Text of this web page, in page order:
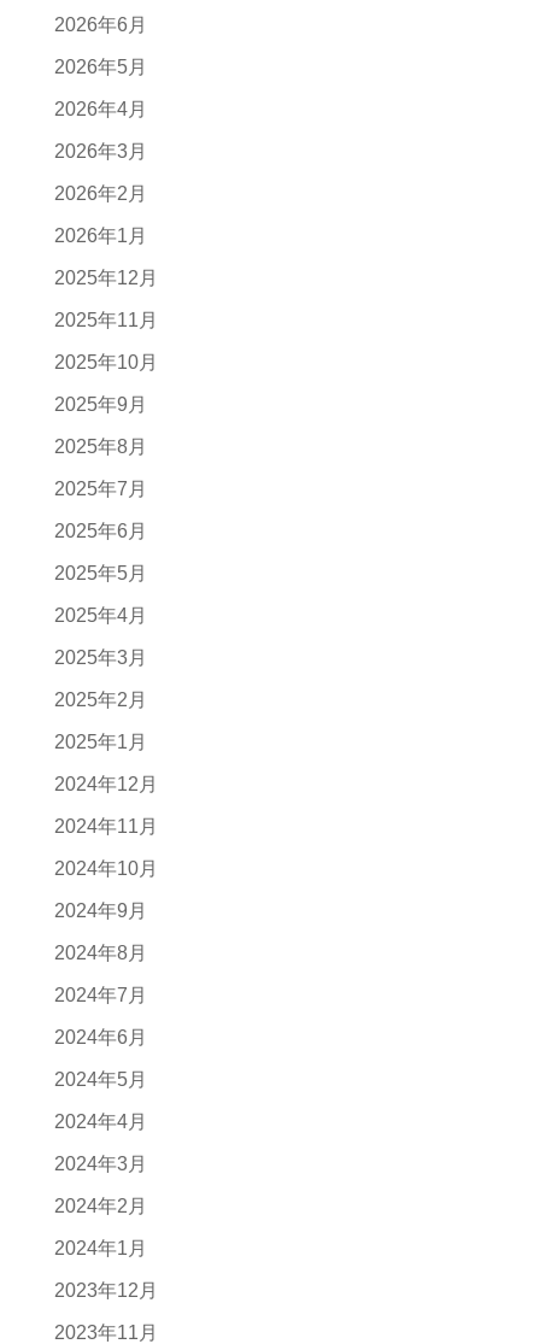
2026年6月
2026年5月
2026年4月
2026年3月
2026年2月
2026年1月
2025年12月
2025年11月
2025年10月
2025年9月
2025年8月
2025年7月
2025年6月
2025年5月
2025年4月
2025年3月
2025年2月
2025年1月
2024年12月
2024年11月
2024年10月
2024年9月
2024年8月
2024年7月
2024年6月
2024年5月
2024年4月
2024年3月
2024年2月
2024年1月
2023年12月
2023年11月